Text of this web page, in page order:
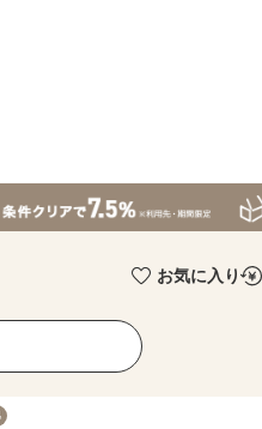
お気に入り